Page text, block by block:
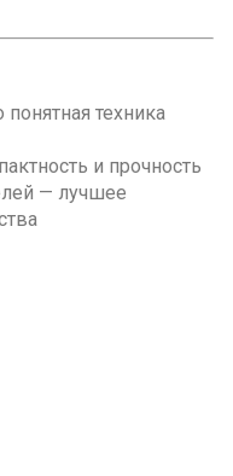
техника
и прочность
— лучшее